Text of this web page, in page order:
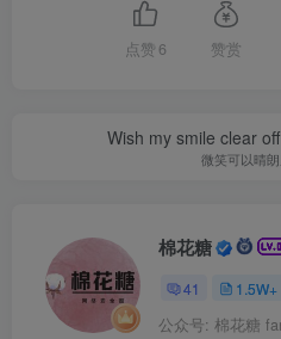
点赞 6 赞赏
Wish my smile clear
微笑可以晴
棉花糖
41 1.5W+
公众号: 棉花糖